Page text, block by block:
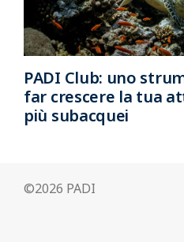
PADI Club: uno
far crescere la tua
più subacquei
©2026 PADI